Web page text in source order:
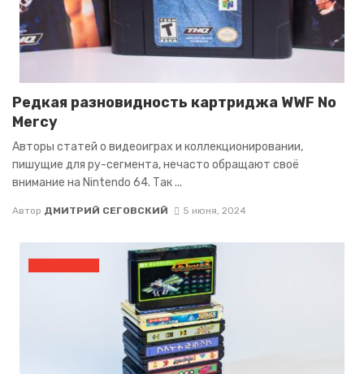
Редкая разновидность картриджа WWF No
Mercy
Авторы статей о видеоиграх и коллекционировании,
пишущие для ру-сегмента, нечасто обращают своё
внимание на Nintendo 64. Так ...
Автор ДМИТРИЙ СЕГОВСКИЙ 5 июня, 2024